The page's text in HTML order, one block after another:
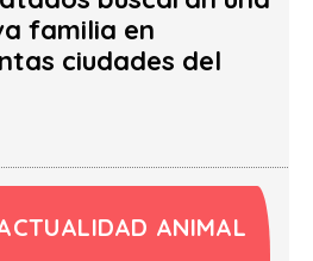
familia en
ciudades del
ANIMAL